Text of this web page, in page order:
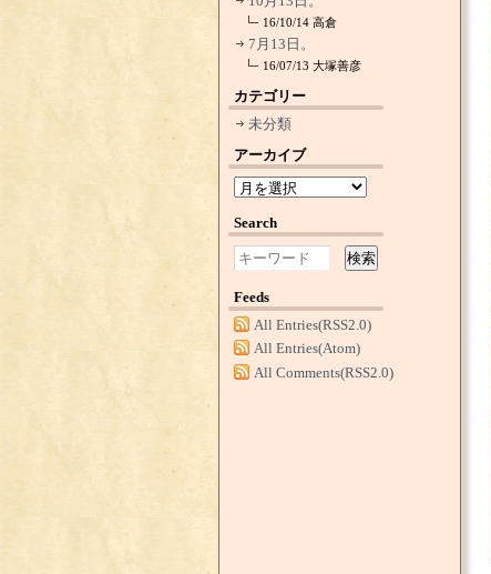
16/10/14高倉
7月13日。
16/07/13大塚善彦
カテゴリー
未分類
アーカイブ
Search
検索
Feeds
All Entries(RSS2.0)
All Entries(Atom)
All Comments(RSS2.0)